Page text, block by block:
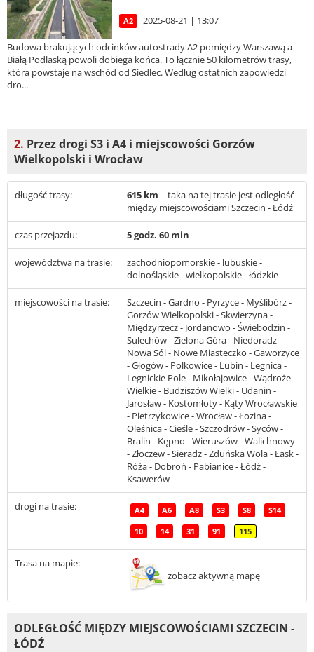
A2 2025-08-21 | 13:07
Budowa brakujących odcinków autostrady A2 pomiędzy Warszawą a
Białą Podlaską powoli dobiega końca. To łącznie 50 kilometrów trasy,
która powstaje na wschód od Siedlec. Według ostatnich zapowiedzi
dro...
2. Przez drogi S3 i A4 i miejscowości Gorzów
Wielkopolski i Wrocław
długość trasy: 615 km – taka na tej trasie jest odległość
między miejscowościami Szczecin - Łódź
czas przejazdu: 5 godz. 60 min
województwa na trasie:
zachodniopomorskie - lubuskie -
dolnośląskie - wielkopolskie - łódzkie
miejscowości na trasie:
Szczecin - Gardno - Pyrzyce - Myślibórz -
Gorzów Wielkopolski - Skwierzyna -
Międzyrzecz - Jordanowo - Świebodzin -
Sulechów - Zielona Góra - Niedoradz -
Nowa Sól - Nowe Miasteczko - Gaworzyce
- Głogów - Polkowice - Lubin - Legnica -
Legnickie Pole - Mikołajowice - Wądroże
Wielkie - Budziszów Wielki - Udanin -
Jarosław - Kostomłoty - Kąty Wrocławskie
- Pietrzykowice - Wrocław - Łozina -
Oleśnica - Cieśle - Szczodrów - Syców -
Bralin - Kępno - Wieruszów - Walichnowy
- Złoczew - Sieradz - Zduńska Wola - Łask -
Róża - Dobroń - Pabianice - Łódź -
Ksawerów
drogi na trasie: A4 A6 A8 S3 S8 S14
10 14 31 91 115
Trasa na mapie:
zobacz aktywną mapę
ODLEGŁOŚĆ MIĘDZY MIEJSCOWOŚCIAMI SZCZECIN -
ŁÓDŹ